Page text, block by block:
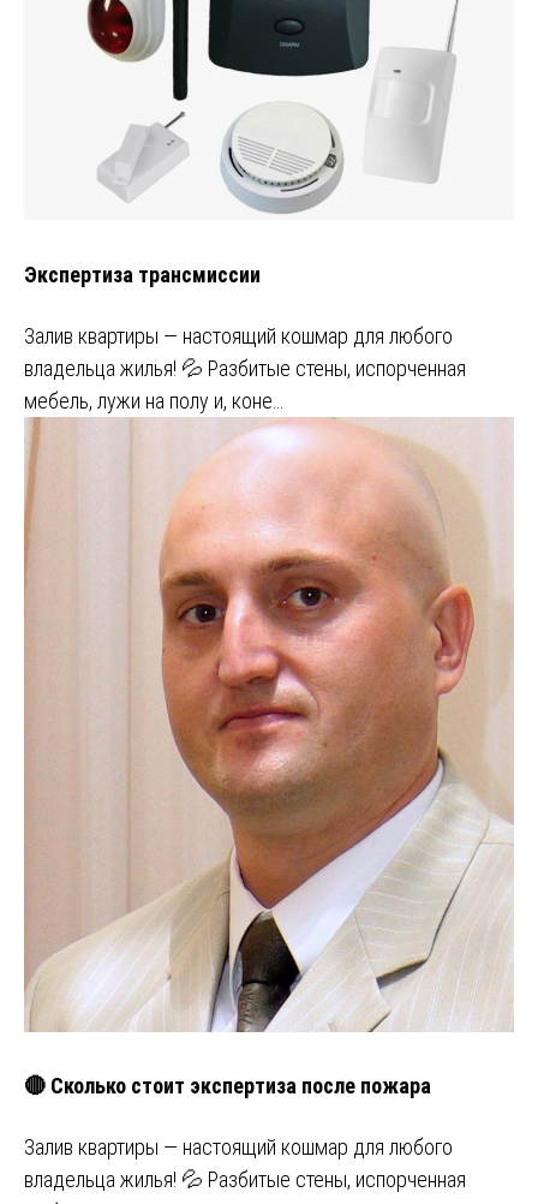
Экспертиза трансмиссии
Залив квартиры — настоящий кошмар для любого
владельца жилья! 💦 Разбитые стены, испорченная
мебель, лужи на полу и, коне…
🔴 Сколько стоит экспертиза после пожара
Залив квартиры — настоящий кошмар для любого
владельца жилья! 💦 Разбитые стены, испорченная